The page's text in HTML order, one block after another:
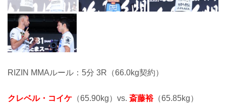
RIZIN MMAルール：5分 3R（66.0kg契約）
クレベル・コイケ （65.90kg）vs.斎藤裕（65.85kg）